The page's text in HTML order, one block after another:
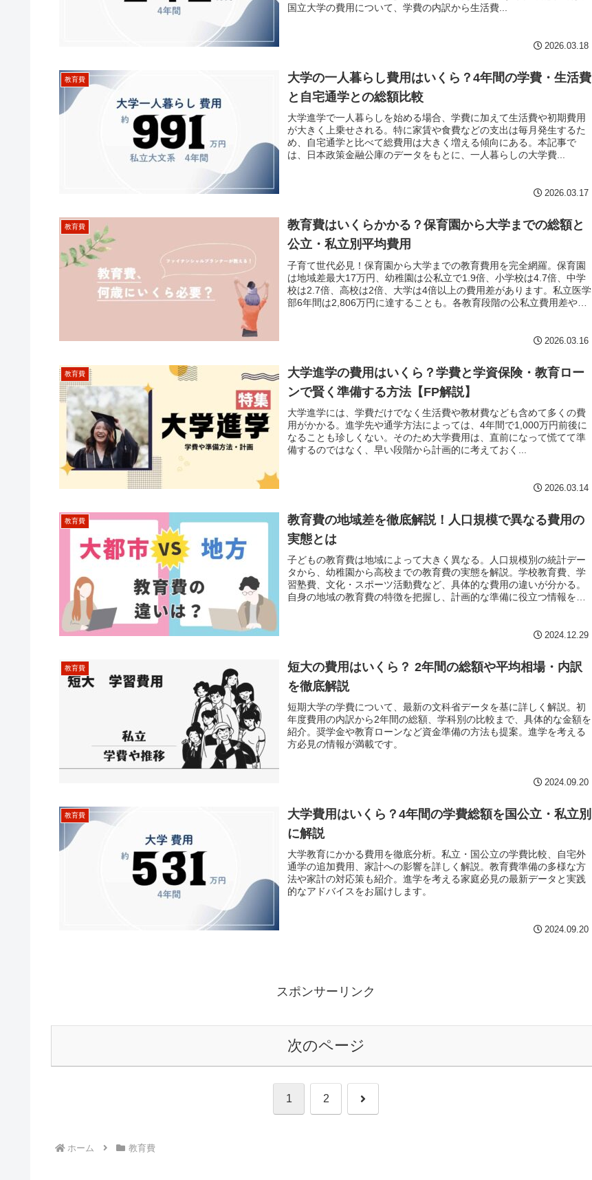
国立大学の費用について、学費の内訳から生活費...
2026.03.18
教育費
大学の一人暮らし費用はいくら？4年間の学費・生活費
と自宅通学との総額比較
大学進学で一人暮らしを始める場合、学費に加えて生活費や初期費用
が大きく上乗せされる。特に家賃や食費などの支出は毎月発生するた
め、自宅通学と比べて総費用は大きく増える傾向にある。本記事で
は、日本政策金融公庫のデータをもとに、一人暮らしの大学費...
2026.03.17
教育費
教育費はいくらかかる？保育園から大学までの総額と
公立・私立別平均費用
子育て世代必見！保育園から大学までの教育費用を完全網羅。保育園
は地域差最大17万円、幼稚園は公私立で1.9倍、小学校は4.7倍、中学
校は2.7倍、高校は2倍、大学は4倍以上の費用差があります。私立医学
部6年間は2,806万円に達することも。各教育段階の公私立費用差や隠
2026.03.16
教育費
大学進学の費用はいくら？学費と学資保険・教育ロー
ンで賢く準備する方法【FP解説】
大学進学には、学費だけでなく生活費や教材費なども含めて多くの費
用がかかる。進学先や通学方法によっては、4年間で1,000万円前後に
なることも珍しくない。そのため大学費用は、直前になって慌てて準
備するのではなく、早い段階から計画的に考えておく...
2026.03.14
教育費
教育費の地域差を徹底解説！人口規模で異なる費用の
実態とは
子どもの教育費は地域によって大きく異なる。人口規模別の統計デー
タから、幼稚園から高校までの教育費の実態を解説。学校教育費、学
習塾費、文化・スポーツ活動費など、具体的な費用の違いが分かる。
自身の地域の教育費の特徴を把握し、計画的な準備に役立つ情報を提
2024.12.29
教育費
短大の費用はいくら？ 2年間の総額や平均相場・内訳
を徹底解説
短期大学の学費について、最新の文科省データを基に詳しく解説。初
年度費用の内訳から2年間の総額、学科別の比較まで、具体的な金額を
紹介。奨学金や教育ローンなど資金準備の方法も提案。進学を考える
方必見の情報が満載です。
2024.09.20
教育費
大学費用はいくら？4年間の学費総額を国公立・私立別
に解説
大学教育にかかる費用を徹底分析。私立・国公立の学費比較、自宅外
通学の追加費用、家計への影響を詳しく解説。教育費準備の多様な方
法や家計の対応策も紹介。進学を考える家庭必見の最新データと実践
的なアドバイスをお届けします。
2024.09.20
スポンサーリンク
次のページ
1 2 次
ホーム 教育費